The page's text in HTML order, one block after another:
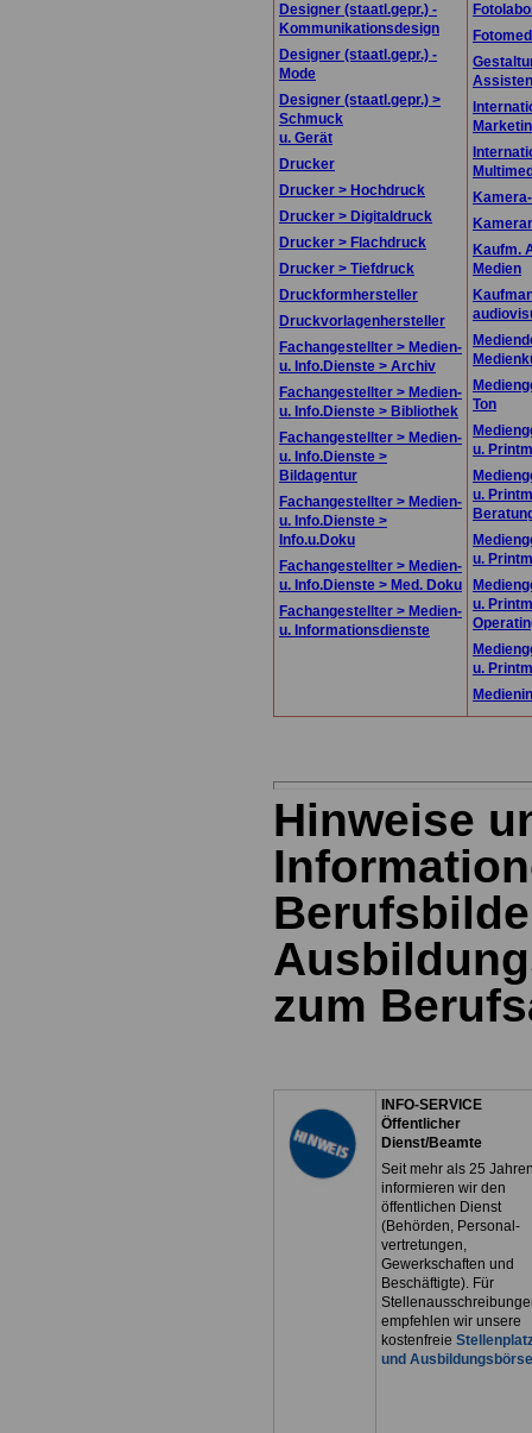
Designer (staatl.gepr.) -
Kommunikationsdesign
Designer (staatl.gepr.) -
Mode
Designer (staatl.gepr.) >
Schmuck
u. Gerät
Drucker
Drucker > Hochdruck
Drucker > Digitaldruck
Drucker > Flachdruck
Drucker > Tiefdruck
Druckformhersteller
Druckvorlagenhersteller
Fachangestellter > Medien-
u. Info.Dienste > Archiv
Fachangestellter > Medien-
u. Info.Dienste > Bibliothek
Fachangestellter > Medien-
u. Info.Dienste >
Bildagentur
Fachangestellter > Medien-
u. Info.Dienste >
Info.u.Doku
Fachangestellter > Medien-
u. Info.Dienste > Med. Doku
Fachangestellter > Medien-
u. Informationsdienste
Kaufm.
Medien
Ton
u.
u.
u.
u.
u.
Hinweise
zum
INFO-SERVICE
Öffentlicher
Dienst/Beamte
Seit mehr als 25
informieren wir den
öffentlichen Dienst
(Behörden, Personal-
vertretungen,
Gewerkschaften und
Beschäftigte). Für
empfehlen wir unsere
kostenfreie
und Ausbildungsbörse